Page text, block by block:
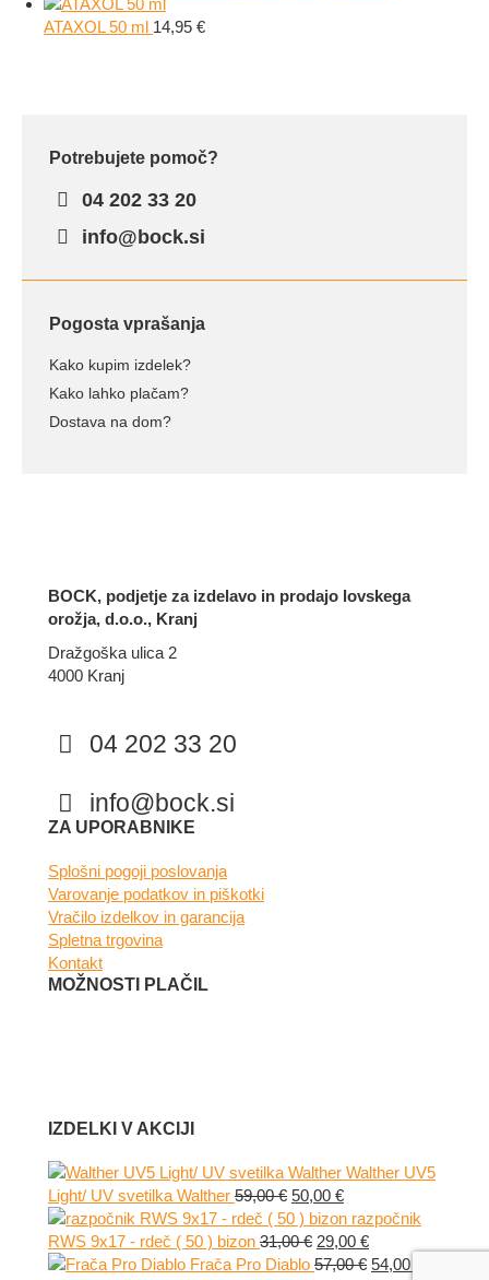
ATAXOL 50 ml 14,95 €
Potrebujete pomoč?
04 202 33 20
info@bock.si
Pogosta vprašanja
Kako kupim izdelek?
Kako lahko plačam?
Dostava na dom?
BOCK, podjetje za izdelavo in prodajo lovskega
orožja, d.o.o., Kranj
Dražgoška ulica 2
4000 Kranj
04 202 33 20
info@bock.si
Facebook
Instagram
ZA UPORABNIKE
Splošni pogoji poslovanja
Varovanje podatkov in piškotki
Vračilo izdelkov in garancija
Spletna trgovina
Kontakt
MOŽNOSTI PLAČIL
IZDELKI V AKCIJI
Walther UV5
Light/ UV svetilka Walther 59,00€ Izvirna
cena
je
bila:
50,00 €Trenutna
cena
je:
50,00 €.
razpočnik
RWS 9x17 - rdeč ( 50 ) bizon 31,00€ Izvirna
cena
29,00 €Trenutna
cena
Frača Pro Diablo 57,00€ Izvirna
54,00